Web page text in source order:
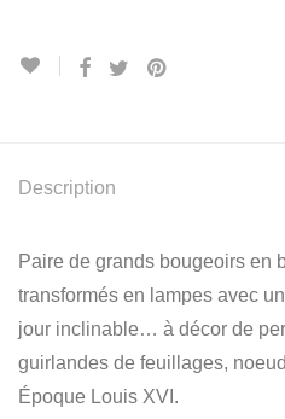
Description
Paire de grands bougeoirs en
transformés en lampes avec
jour inclinable… à décor de
guirlandes de feuillages,
Époque Louis XVI.